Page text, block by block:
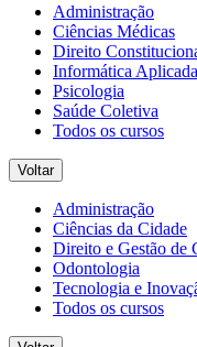
Administração
Ciências Médicas
Direito
Informática Aplicada
Psicologia
Saúde Coletiva
Todos os cursos
Voltar
Administração
Ciências da Cidade
Direito e Gestão de
Odontologia
Tecnologia e
Todos os cursos